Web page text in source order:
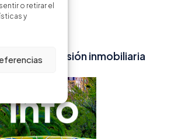
o retirar el
y
e inversión inmobiliaria